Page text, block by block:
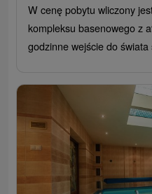
W cenę pobytu wliczony
kompleksu basenowego z
godzinne wejście do świata